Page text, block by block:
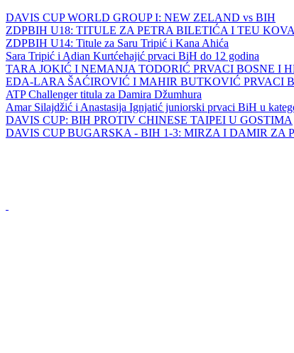
DAVIS CUP WORLD GROUP I: NEW ZELAND vs BIH
ZDPBIH U18: TITULE ZA PETRA BILETIĆA I TEU
ZDPBIH U14: Titule za Saru Tripić i Kana Ahića
Sara Tripić i Adian Kurtćehajić prvaci BiH do 12 godina
TARA JOKIĆ I NEMANJA TODORIĆ PRVACI BOSNE I
EDA-LARA ŠAĆIROVIĆ I MAHIR BUTKOVIĆ PRVACI
ATP Challenger titula za Damira Džumhura
Amar Silajdžić i Anastasija Ignjatić juniorski prvaci BiH u
DAVIS CUP: BIH PROTIV CHINESE TAIPEI U GOSTIMA
DAVIS CUP BUGARSKA - BIH 1-3: MIRZA I DAMIR ZA